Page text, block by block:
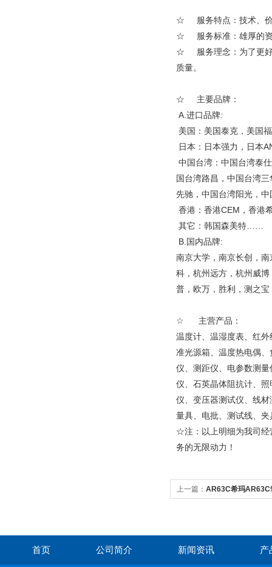
☆ 服务特点：技术、价
☆ 服务标准：雄厚的资
☆ 服务理念：为了更好
质量。
☆ 主要品牌：
A.进口品牌:
美国：美国泰克，美国
日本：日本强力，日本
中国台湾：中国台湾泰
国台湾路昌，中国台湾
先驰，中国台湾阳光，
香港：香港CEM，香港
其它：韩国森美特……
B.国内品牌:
南京大学，南京长创，
科，杭州远方，杭州威
普，欧万，胜利，测之
☆ 主营产品：
温度计、温湿度表、红
准光源箱、温度热电偶
仪、测距仪、电参数测
仪、石英晶体阻抗计、
仪、变压器测试仪、线
量具、电批、测试线、
☆注：以上明细为我司经
务的无限动力！
上一篇： AR63C希玛AR63C
首页 公司简介 新闻资讯 产